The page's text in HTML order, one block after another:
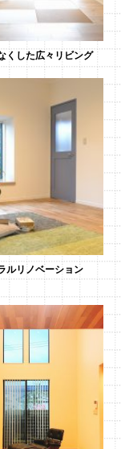
くした広々リビング
ルリノベーション